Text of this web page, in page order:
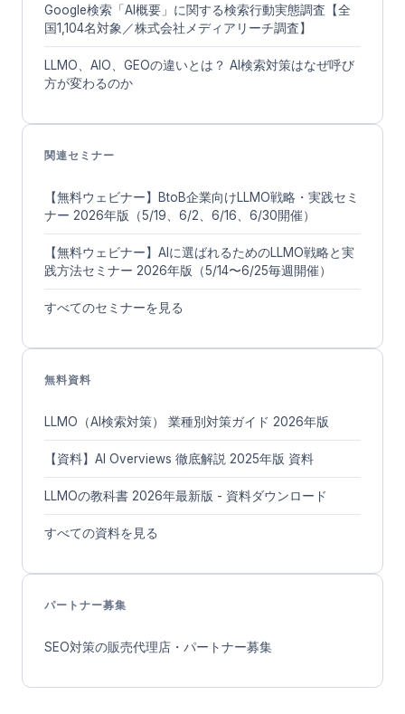
Google検索「AI概要」に関する検索行動実態調査【全
国1,104名対象／株式会社メディアリーチ調査】
LLMO、AIO、GEOの違いとは？ AI検索対策はなぜ呼び
方が変わるのか
関連セミナー
【無料ウェビナー】BtoB企業向けLLMO戦略・実践セミ
ナー 2026年版（5/19、6/2、6/16、6/30開催）
【無料ウェビナー】AIに選ばれるためのLLMO戦略と実
践方法セミナー 2026年版（5/14〜6/25毎週開催）
すべてのセミナーを見る
無料資料
LLMO（AI検索対策） 業種別対策ガイド 2026年版
【資料】AI Overviews 徹底解説 2025年版 資料
LLMOの教科書 2026年最新版 - 資料ダウンロード
すべての資料を見る
パートナー募集
SEO対策の販売代理店・パートナー募集